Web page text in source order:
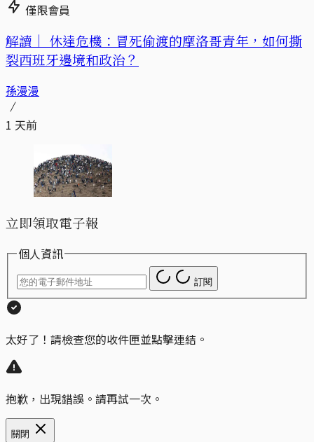
僅限會員
解讀｜ 休達危機：冒死偷渡的摩洛哥青年，如何撕
裂西班牙邊境和政治？
孫漫漫
1 天前
立即領取電子報
個人資訊
訂閱
太好了！請檢查您的收件匣並點擊連結。
抱歉，出現錯誤。請再試一次。
關閉